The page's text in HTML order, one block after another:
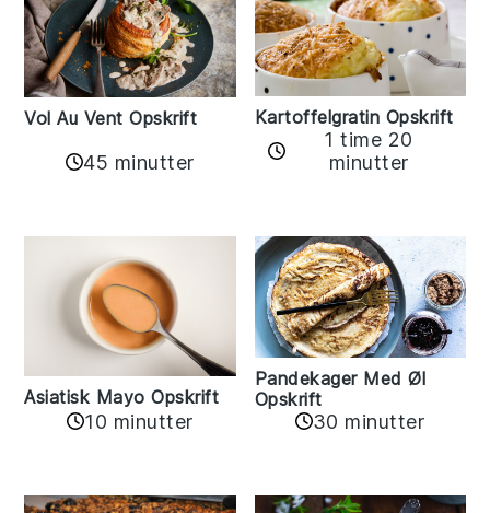
Vol Au Vent Opskrift
45 minutter
Kartoffelgratin Opskrift
1 time 20
minutter
Asiatisk Mayo Opskrift
10 minutter
Pandekager Med Øl
Opskrift
30 minutter